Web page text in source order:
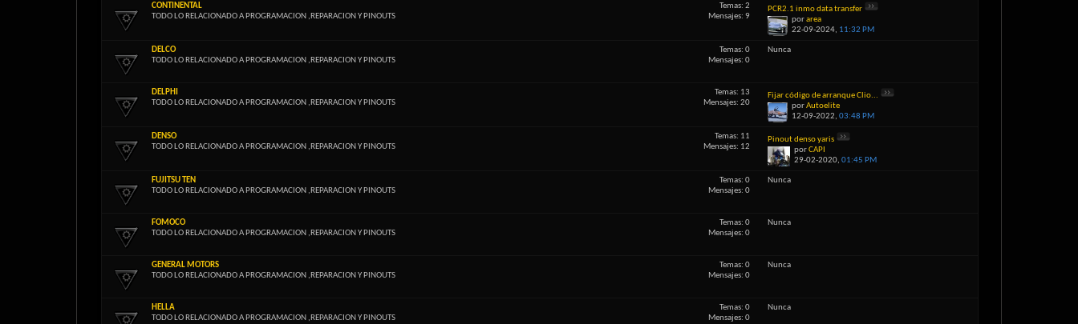
CONTINENTAL
TODO LO RELACIONADO A PROGRAMACION ,REPARACION Y PINOUTS
Temas: 2
Mensajes: 9
PCR2.1 inmo data transfer
porarea
22-09-2024, 11:32 PM
DELCO
TODO LO RELACIONADO A PROGRAMACION ,REPARACION Y PINOUTS
Temas: 0
Mensajes: 0
Nunca
DELPHI
TODO LO RELACIONADO A PROGRAMACION ,REPARACION Y PINOUTS
Temas: 13
Mensajes: 20
Fijar código de arranque Clio...
porAutoelite
12-09-2022, 03:48 PM
DENSO
TODO LO RELACIONADO A PROGRAMACION ,REPARACION Y PINOUTS
Temas: 11
Mensajes: 12
Pinout denso yaris
porCAPI
29-02-2020,01:45 PM
FUJITSU TEN
TODO LO RELACIONADO A PROGRAMACION ,REPARACION Y PINOUTS
Temas: 0
Mensajes: 0
Nunca
FOMOCO
TODO LO RELACIONADO A PROGRAMACION ,REPARACION Y PINOUTS
Temas: 0
Mensajes: 0
Nunca
GENERAL MOTORS
TODO LO RELACIONADO A PROGRAMACION ,REPARACION Y PINOUTS
Temas: 0
Mensajes: 0
Nunca
HELLA
TODO LO RELACIONADO A PROGRAMACION ,REPARACION Y PINOUTS
Temas: 0
Mensajes: 0
Nunca